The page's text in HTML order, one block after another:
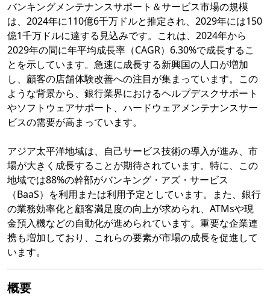
バンキングメンテナンスサポート＆サービス市場の規模
は、2024年に110億6千万ドルと推定され、2029年には150
億1千万ドルに達する見込みです。これは、2024年から
2029年の間に年平均成長率（CAGR）6.30%で成長するこ
とを示しています。急速に成長する新興国の人口が増加
し、顧客の店舗体験改善への注目が集まっています。この
ような背景から、銀行業界におけるヘルプデスクサポート
やソフトウェアサポート、ハードウェアメンテナンスサー
ビスの需要が高まっています。
アジア太平洋地域は、自己サービス技術の導入が進み、市
場が大きく成長することが期待されています。特に、この
地域では88%の幹部がバンキング・アズ・サービス
（BaaS）を利用または利用予定としています。また、銀行
の業務効率化と顧客満足度の向上が求められ、ATMsや現
金預入機などの自動化が進められています。重要な企業連
携も増加しており、これらの要素が市場の成長を促進して
います。
概要